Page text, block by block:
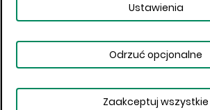
Copyright © 2026 BOŚ | BOSSA.PL
Warunki korzystania
Dane osobowe
Ustawienia
Odrzuć opcjonalne
Zaakceptuj wszystkie